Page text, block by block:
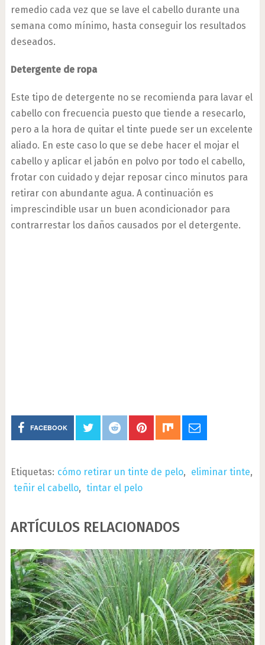
remedio cada vez que se lave el cabello durante una
semana como mínimo, hasta conseguir los resultados
deseados.
Detergente de ropa
Este tipo de detergente no se recomienda para lavar el
cabello con frecuencia puesto que tiende a resecarlo,
pero a la hora de quitar el tinte puede ser un excelente
aliado. En este caso lo que se debe hacer el mojar el
cabello y aplicar el jabón en polvo por todo el cabello,
frotar con cuidado y dejar reposar cinco minutos para
retirar con abundante agua. A continuación es
imprescindible usar un buen acondicionador para
contrarrestar los daños causados por el detergente.
FACEBOOK
Etiquetas: cómo retirar un tinte de pelo, eliminar tinte,
teñir el cabello, tintar el pelo
ARTÍCULOS RELACIONADOS